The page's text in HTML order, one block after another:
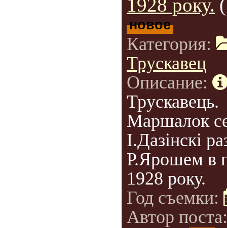
1928 року.
новое
Категория:
Трускавец
Описание:
Трускавець.
Маршалок
І.Дазінскі
Р.Ярошем в
1928 року.
Год съемки:
Автор